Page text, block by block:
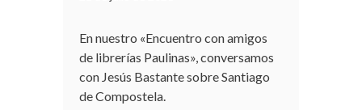
En nuestro «Encuentro con amigos
de librerías Paulinas», conversamos
con Jesús Bastante sobre Santiago
de Compostela.